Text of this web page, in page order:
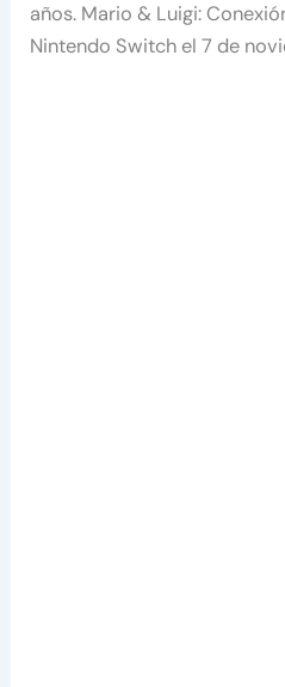
años. Mario & Luigi:
Nintendo Switch el 7 de